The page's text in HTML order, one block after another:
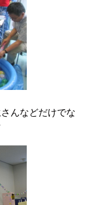
んなどだけでな